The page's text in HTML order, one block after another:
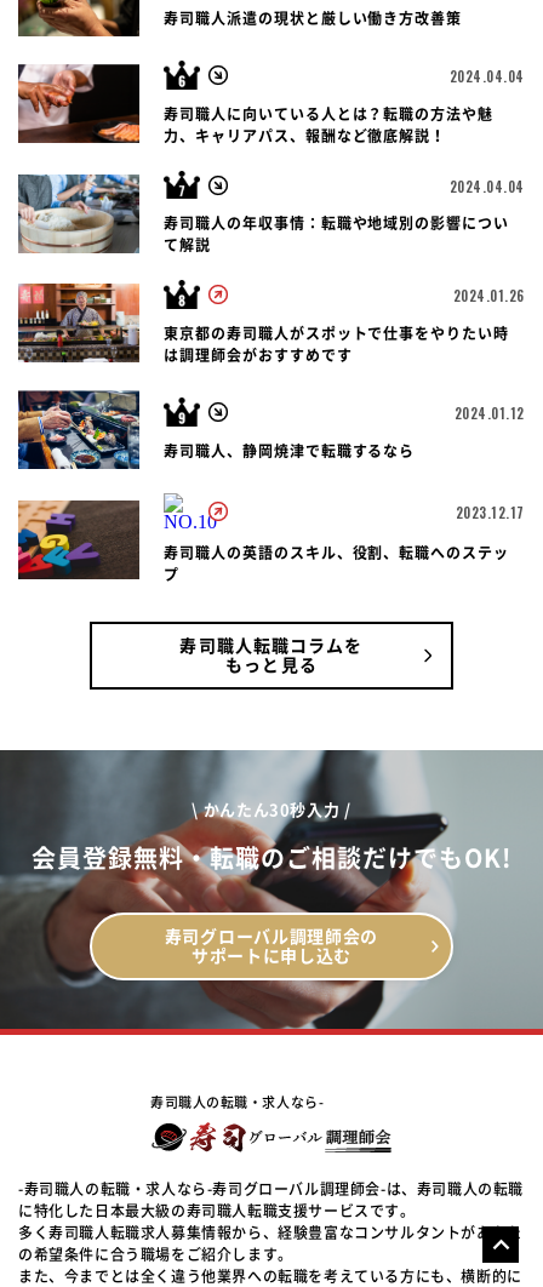
寿司職人派遣の現状と厳しい働き方改善策
2024.04.04
寿司職人に向いている人とは？転職の方法や魅
力、キャリアパス、報酬など徹底解説！
2024.04.04
寿司職人の年収事情：転職や地域別の影響につい
て解説
2024.01.26
東京都の寿司職人がスポットで仕事をやりたい時
は調理師会がおすすめです
2024.01.12
寿司職人、静岡焼津で転職するなら
2023.12.17
寿司職人の英語のスキル、役割、転職へのステッ
プ
寿司職人転職コラムを
もっと見る
\ かんたん30秒入力 /
会員登録無料・転職のご相談だけでもOK!
寿司グローバル調理師会の
サポートに申し込む
寿司職人の転職・求人なら-
-寿司職人の転職・求人なら-寿司グローバル調理師会-は、寿司職人の転職
に特化した日本最大級の寿司職人転職支援サービスです。
多く寿司職人転職求人募集情報から、経験豊富なコンサルタントがあなた
の希望条件に合う職場をご紹介します。
また、今までとは全く違う他業界への転職を考えている方にも、横断的に